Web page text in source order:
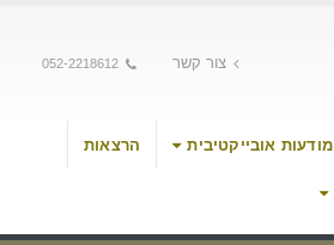
צור קשר 052-2218612
מודעות אובייקטיבית הרצאות